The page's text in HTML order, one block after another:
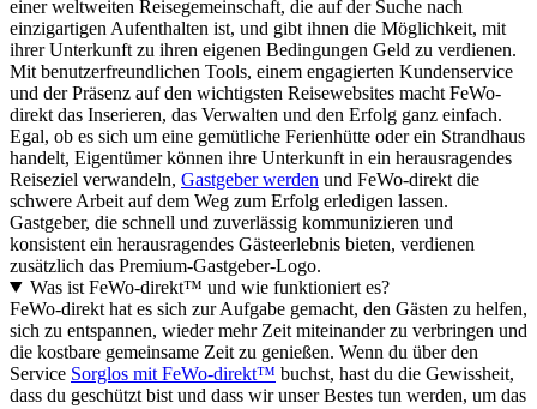
einer weltweiten Reisegemeinschaft, die auf der Suche nach
einzigartigen Aufenthalten ist, und gibt ihnen die Möglichkeit, mit
ihrer Unterkunft zu ihren eigenen Bedingungen Geld zu verdienen.
Mit benutzerfreundlichen Tools, einem engagierten Kundenservice
und der Präsenz auf den wichtigsten Reisewebsites macht FeWo-
direkt das Inserieren, das Verwalten und den Erfolg ganz einfach.
Egal, ob es sich um eine gemütliche Ferienhütte oder ein Strandhaus
handelt, Eigentümer können ihre Unterkunft in ein herausragendes
Reiseziel verwandeln, Gastgeber werden und FeWo-direkt die
schwere Arbeit auf dem Weg zum Erfolg erledigen lassen.
Gastgeber, die schnell und zuverlässig kommunizieren und
konsistent ein herausragendes Gästeerlebnis bieten, verdienen
zusätzlich das Premium-Gastgeber-Logo.
Was ist FeWo-direkt™ und wie funktioniert es?
FeWo-direkt hat es sich zur Aufgabe gemacht, den Gästen zu helfen,
sich zu entspannen, wieder mehr Zeit miteinander zu verbringen und
die kostbare gemeinsame Zeit zu genießen. Wenn du über den
Service Sorglos mit FeWo-direkt™ buchst, hast du die Gewissheit,
dass du geschützt bist und dass wir unser Bestes tun werden, um das